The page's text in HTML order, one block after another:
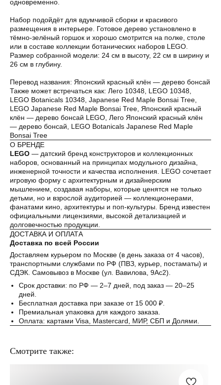
одновременно.
Набор подойдёт для вдумчивой сборки и красивого
размещения в интерьере. Готовое дерево установлено в
тёмно-зелёный горшок и хорошо смотрится на полке, столе
или в составе коллекции ботанических наборов LEGO.
Размер собранной модели: 24 см в высоту, 22 см в ширину и
26 см в глубину.
Перевод названия: Японский красный клён — дерево бонсай
Также может встречаться как: Лего 10348, LEGO 10348,
LEGO Botanicals 10348, Japanese Red Maple Bonsai Tree,
LEGO Japanese Red Maple Bonsai Tree, Японский красный
клён — дерево бонсай LEGO, Лего Японский красный клён
— дерево бонсай, LEGO Botanicals Japanese Red Maple
Bonsai Tree
О БРЕНДЕ
LEGO — датский бренд конструкторов и коллекционных
наборов, основанный на принципах модульного дизайна,
инженерной точности и качества исполнения. LEGO сочетает
игровую форму с архитектурным и дизайнерским
мышлением, создавая наборы, которые ценятся не только
детьми, но и взрослой аудиторией — коллекционерами,
фанатами кино, архитектуры и поп-культуры. Бренд известен
официальными лицензиями, высокой детализацией и
долговечностью продукции.
ДОСТАВКА И ОПЛАТА
Доставка по всей России
Доставляем курьером по Москве (в день заказа от 4 часов),
транспортными службами по РФ (ПВЗ, курьер, постаматы) и
СДЭК. Самовывоз в Москве (ул. Вавилова, 9Ас2).
Срок доставки: по РФ — 2–7 дней, под заказ — 20–25
дней.
Бесплатная доставка при заказе от 15 000 ₽.
Премиальная упаковка для каждого заказа.
Оплата: картами Visa, Mastercard, МИР, СБП и Долями.
Смотрите также: